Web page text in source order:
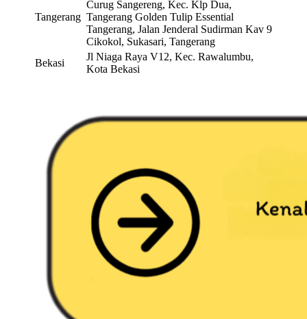
Tangerang
Curug Sangereng, Kec. Klp Dua,
Tangerang Golden Tulip Essential
Tangerang, Jalan Jenderal Sudirman Kav 9
Cikokol, Sukasari, Tangerang
Bekasi
Jl Niaga Raya V12, Kec. Rawalumbu,
Kota Bekasi